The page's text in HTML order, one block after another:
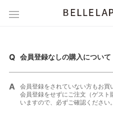
会員登録なしの購入について
会員登録をされていない方もお買
会員登録をせずにご注文（ゲス
いますので、必ずご確認ください。